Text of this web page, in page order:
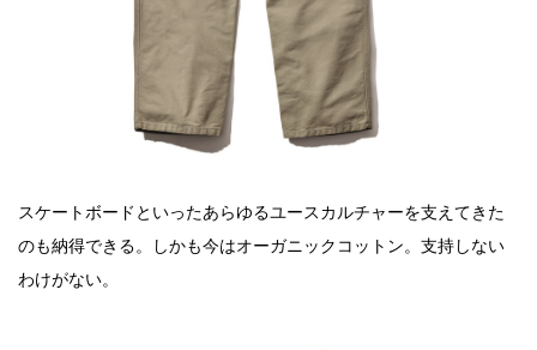
スケートボードといったあらゆるユースカルチャーを支えてきた
のも納得できる。しかも今はオーガニックコットン。支持しない
わけがない。